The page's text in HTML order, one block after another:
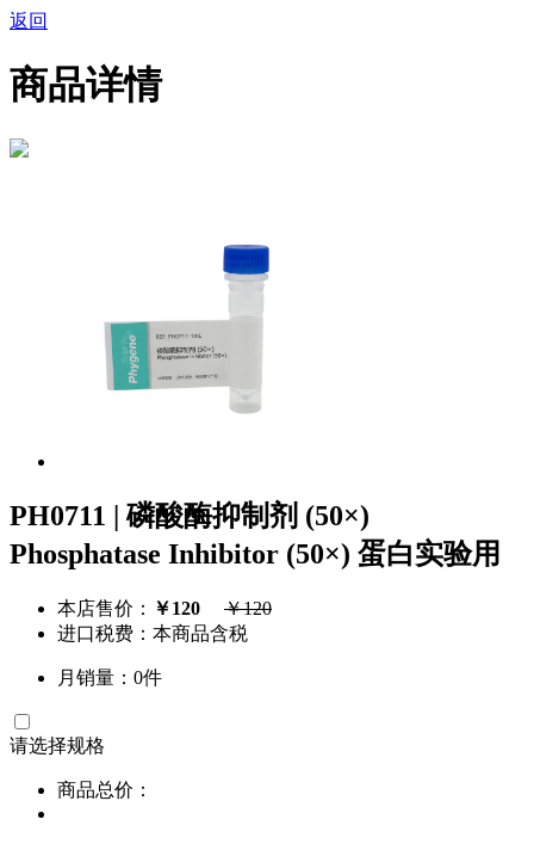
返回
商品详情
PH0711 | 磷酸酶抑制剂 (50×)
Phosphatase Inhibitor (50×) 蛋白实验用
本店售价： ￥120 ￥120
进口税费：本商品含税
月销量：0件
请选择规格
商品总价：